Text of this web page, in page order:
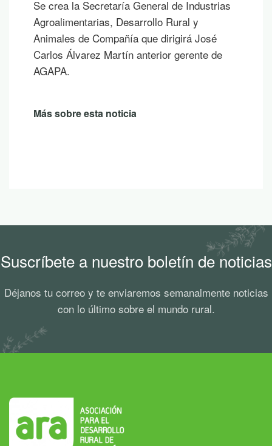
Se crea la Secretaría General de Industrias
Agroalimentarias, Desarrollo Rural y
Animales de Compañía que dirigirá José
Carlos Álvarez Martín anterior gerente de
AGAPA.
Más sobre esta noticia
Suscríbete a nuestro boletín de noticias
Déjanos tu correo y te enviaremos semanalmente noticias
con lo último sobre el mundo rural.